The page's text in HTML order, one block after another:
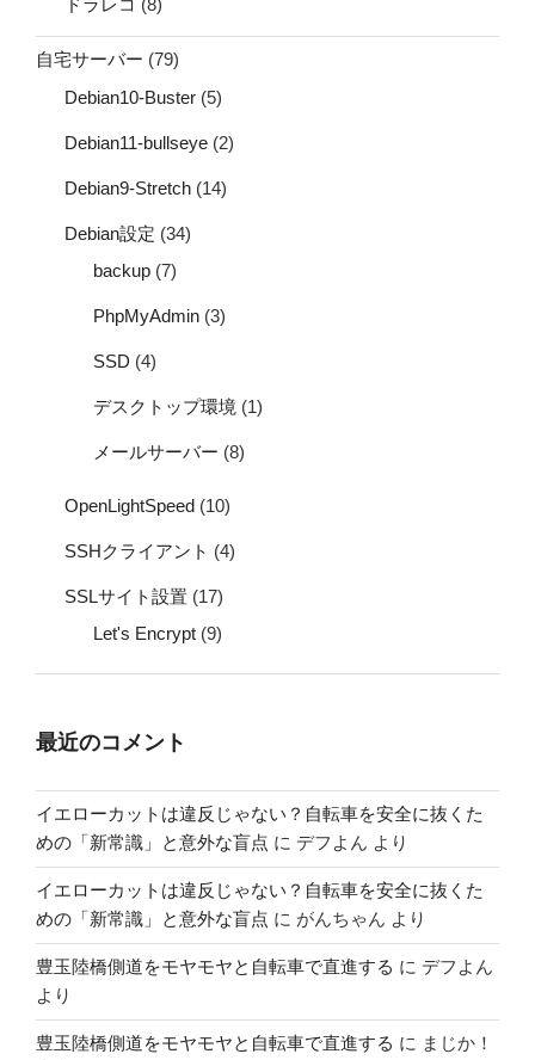
ドラレコ (8)
自宅サーバー (79)
Debian10-Buster (5)
Debian11-bullseye (2)
Debian9-Stretch (14)
Debian設定 (34)
backup (7)
PhpMyAdmin (3)
SSD (4)
デスクトップ環境 (1)
メールサーバー (8)
OpenLightSpeed (10)
SSHクライアント (4)
SSLサイト設置 (17)
Let's Encrypt (9)
最近のコメント
イエローカットは違反じゃない？自転車を安全に抜くた
めの「新常識」と意外な盲点 に デフよん より
イエローカットは違反じゃない？自転車を安全に抜くた
めの「新常識」と意外な盲点 に がんちゃん より
豊玉陸橋側道をモヤモヤと自転車で直進する に デフよん
より
豊玉陸橋側道をモヤモヤと自転車で直進する に まじか！